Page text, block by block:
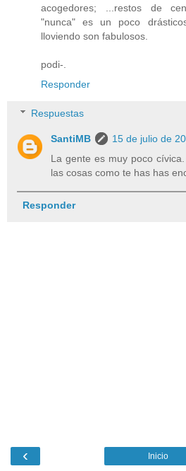
acogedores; ...restos de
"nunca" es un poco
lloviendo son fabulosos.
podi-.
Responder
Respuestas
SantiMB
15 de julio de
La gente es muy poco
las cosas como te has has
Responder
‹ Inicio